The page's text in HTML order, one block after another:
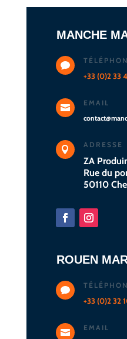
MANCHE

+33 (0)2 33

EMAIL

ADRESSE
ZA
Rue du
50110
ROUEN

+33 (0)2 32

EMAIL